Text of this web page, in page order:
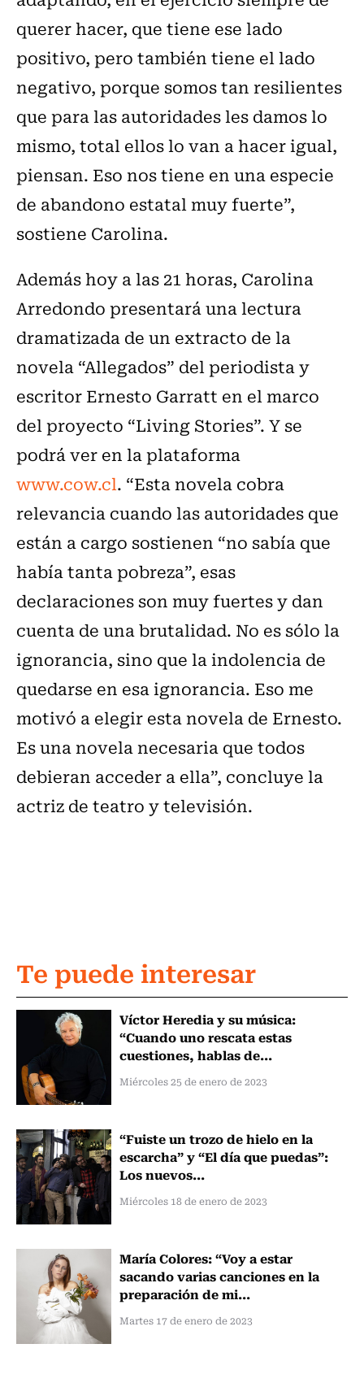
querer hacer, que tiene ese lado
positivo, pero también tiene el lado
negativo, porque somos tan resilientes
que para las autoridades les damos lo
mismo, total ellos lo van a hacer igual,
piensan. Eso nos tiene en una especie
de abandono estatal muy fuerte”,
sostiene Carolina.
Además hoy a las 21 horas, Carolina
Arredondo presentará una lectura
dramatizada de un extracto de la
novela “Allegados” del periodista y
escritor Ernesto Garratt en el marco
del proyecto “Living Stories”. Y se
podrá ver en la plataforma
www.cow.cl. “Esta novela cobra
relevancia cuando las autoridades que
están a cargo sostienen “no sabía que
había tanta pobreza”, esas
declaraciones son muy fuertes y dan
cuenta de una brutalidad. No es sólo la
ignorancia, sino que la indolencia de
quedarse en esa ignorancia. Eso me
motivó a elegir esta novela de Ernesto.
Es una novela necesaria que todos
debieran acceder a ella”, concluye la
actriz de teatro y televisión.
Te puede interesar
Víctor Heredia y su música:
“Cuando uno rescata estas
cuestiones, hablas de...
Miércoles 25 de enero de 2023
“Fuiste un trozo de hielo en la
escarcha” y “El día que puedas”:
Los nuevos...
Miércoles 18 de enero de 2023
María Colores: “Voy a estar
sacando varias canciones en la
preparación de mi...
Martes 17 de enero de 2023